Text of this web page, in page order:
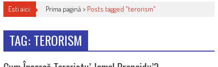
Esti aici: Prima pagină > Posts tagged "terorism"
TAG: TERORISM